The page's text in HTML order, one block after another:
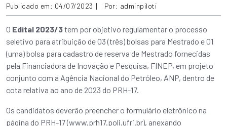
Publicado em: 04/07/2023 Por: adminpiloti
O Edital 2023/3tem por objetivo regulamentar o processo
seletivo para atribuição de 03 (três) bolsas para Mestrado e 01
(uma) bolsa para cadastro de reserva de Mestrado fornecidas
pela Financiadora de Inovação e Pesquisa, FINEP, em projeto
conjunto com a Agência Nacional do Petróleo, ANP, dentro de
cota relativa ao ano de 2023 do PRH-17.
Os candidatos deverão preencher o formulário eletrônico na
página do PRH-17 (www.prh17.poli.ufrj.br), anexando